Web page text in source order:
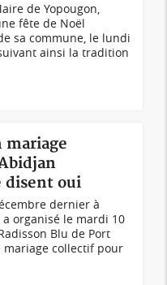
de Yopougon,
fête de Noël
sa commune, le lundi
ainsi la tradition
mariage
disent oui
dernier à
organisé le mardi 10
Blu de Port
mariage collectif pour